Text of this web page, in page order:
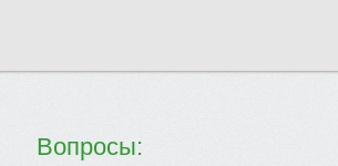
Вопросы: